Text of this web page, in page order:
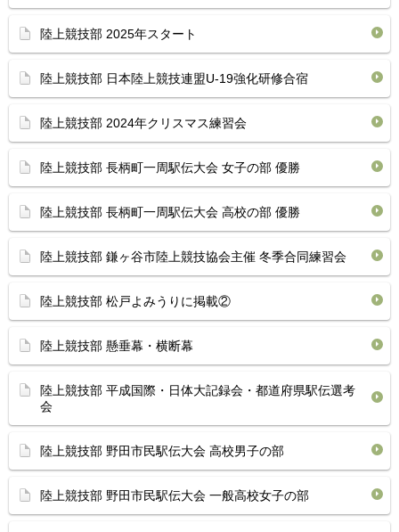
陸上競技部 2025年スタート
陸上競技部 日本陸上競技連盟U-19強化研修合宿
陸上競技部 2024年クリスマス練習会
陸上競技部 長柄町一周駅伝大会 女子の部 優勝
陸上競技部 長柄町一周駅伝大会 高校の部 優勝
陸上競技部 鎌ヶ谷市陸上競技協会主催 冬季合同練習会
陸上競技部 松戸よみうりに掲載②
陸上競技部 懸垂幕・横断幕
陸上競技部 平成国際・日体大記録会・都道府県駅伝選考
会
陸上競技部 野田市民駅伝大会 高校男子の部
陸上競技部 野田市民駅伝大会 一般高校女子の部